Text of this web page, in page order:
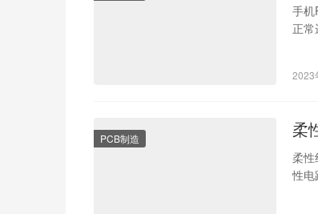
手机
正
2023
PCB制造 柔
柔性
性电